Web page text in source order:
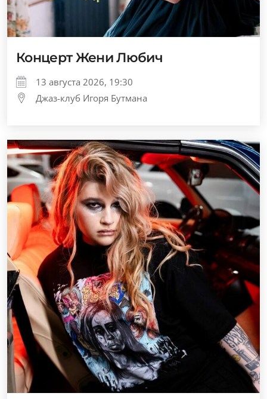
Концерт Жени Любич
13 августа 2026, 19:30
Джаз-клуб Игоря Бутмана